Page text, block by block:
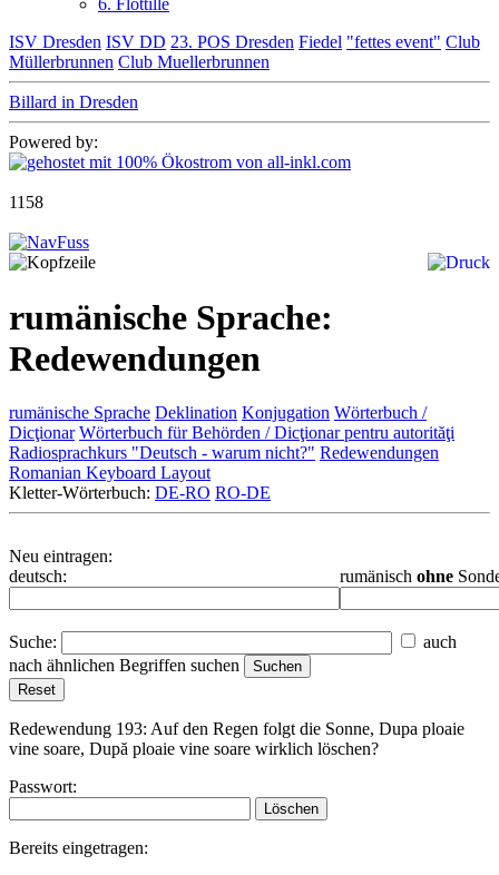
6. Flottille
ISV Dresden ISV DD 23. POS Dresden Fiedel "fettes event" Club
Müllerbrunnen Club Muellerbrunnen
Billard in Dresden
Powered by:
1158
rumänische Sprache:
Redewendungen
rumänische Sprache Deklination Konjugation Wörterbuch /
Dicţionar Wörterbuch für Behörden / Dicţionar pentru autorităţi
Radiosprachkurs "Deutsch - warum nicht?" Redewendungen
Romanian Keyboard Layout
Kletter-Wörterbuch: DE-RO RO-DE
Neu eintragen:
deutsch:
rumänisch ohne
Suche:
auch
nach ähnlichen Begriffen suchen
Redewendung 193: Auf den Regen folgt die Sonne, Dupa ploaie
vine soare, După ploaie vine soare wirklich löschen?
Passwort:
Bereits eingetragen: